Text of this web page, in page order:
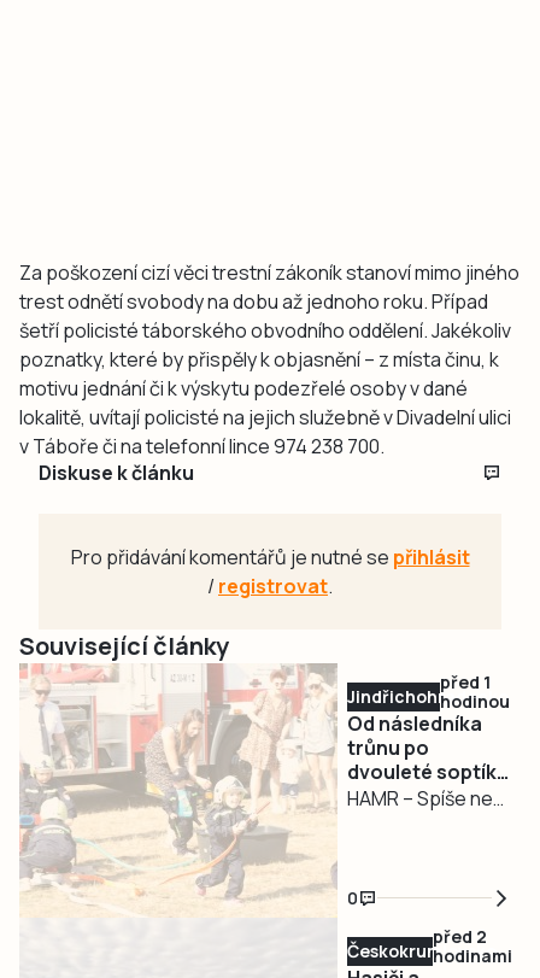
Za poškození cizí věci trestní zákoník stanoví mimo jiného
trest odnětí svobody na dobu až jednoho roku. Případ
šetří policisté táborského obvodního oddělení. Jakékoliv
poznatky, které by přispěly k objasnění – z místa činu, k
motivu jednání či k výskytu podezřelé osoby v dané
lokalitě, uvítají policisté na jejich služebně v Divadelní ulici
v Táboře či na telefonní lince 974 238 700.
Diskuse k článku
Pro přidávání komentářů je nutné se přihlásit
/registrovat.
Související články
Jindřichohradecko
před 1
hodinou
Od následníka
trůnu po
dvouleté soptíky.
Hasiči v Hamru
HAMR – Spíše než
sobotní událost v
Hamru podobala
reprezentativní
přehlídce složek
0
Českokrumlovsko
před 2
hodinami